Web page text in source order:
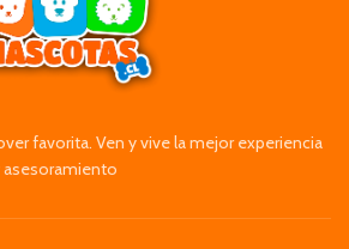
favorita. Ven y vive la mejor experiencia
asesoramiento